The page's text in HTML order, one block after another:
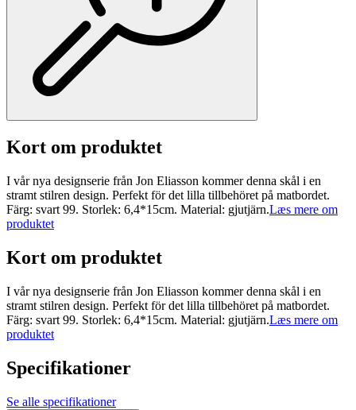
Kort om produktet
I vår nya designserie från Jon Eliasson kommer denna skål i en
stramt stilren design. Perfekt för det lilla tillbehöret på matbordet.
Färg: svart 99. Storlek: 6,4*15cm. Material: gjutjärn.Læs mere om
produktet
Kort om produktet
I vår nya designserie från Jon Eliasson kommer denna skål i en
stramt stilren design. Perfekt för det lilla tillbehöret på matbordet.
Färg: svart 99. Storlek: 6,4*15cm. Material: gjutjärn.Læs mere om
produktet
Specifikationer
Se alle specifikationer